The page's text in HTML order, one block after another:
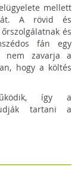
mellett
A rövid és
és
fán egy
nem zavarja a
hogy a költés
így a
tartani a